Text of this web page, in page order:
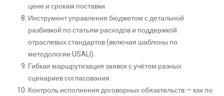
цене и срокам поставки.
Инструмент управления бюджетом с детальной
разбивкой по статьям расходов и поддержкой
отраслевых стандартов (включая шаблоны по
методологии USALI).
Гибкая маршрутизация заявок с учётом разных
сценариев согласования.
Контроль исполнения договорных обязательств — как по